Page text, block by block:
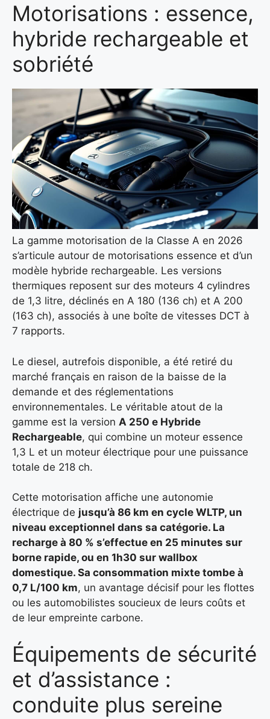
Motorisations : essence,
hybride rechargeable et
sobriété
La gamme motorisation de la Classe A en 2026
s’articule autour de motorisations essence et d’un
modèle hybride rechargeable. Les versions
thermiques reposent sur des moteurs 4 cylindres
de 1,3 litre, déclinés en A 180 (136 ch) et A 200
(163 ch), associés à une boîte de vitesses DCT à
7 rapports.
Le diesel, autrefois disponible, a été retiré du
marché français en raison de la baisse de la
demande et des réglementations
environnementales. Le véritable atout de la
gamme est la version A 250 e Hybride
Rechargeable, qui combine un moteur essence
1,3 L et un moteur électrique pour une puissance
totale de 218 ch.
Cette motorisation affiche une autonomie
électrique de jusqu’à 86 km en cycle WLTP, un
niveau exceptionnel dans sa catégorie. La
recharge à 80 % s’effectue en 25 minutes sur
borne rapide, ou en 1h30 sur wallbox
domestique. Sa consommation mixte tombe à
0,7 L/100 km, un avantage décisif pour les flottes
ou les automobilistes soucieux de leurs coûts et
de leur empreinte carbone.
Équipements de sécurité
et d’assistance :
conduite plus sereine